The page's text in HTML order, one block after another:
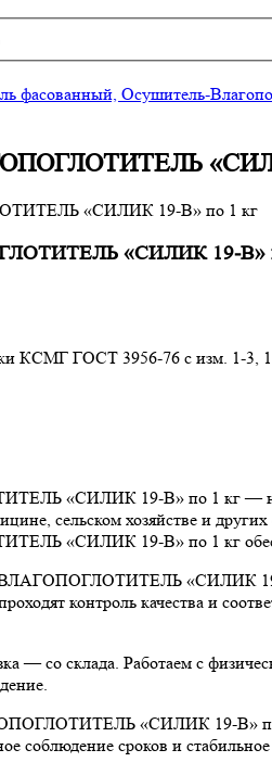
фасованный, Осушитель-
«СИЛИК 19-В»
КСМГ ГОСТ 3956-76 с изм. 1-3, 1
«СИЛИК 19-В» по 1 кг —
сельском хозяйстве и
19-В» по 1 кг
«СИЛИК 19-В»
контроль качества и
— со склада. Работаем с
«СИЛИК 19-В» по 1 кг
соблюдение сроков и